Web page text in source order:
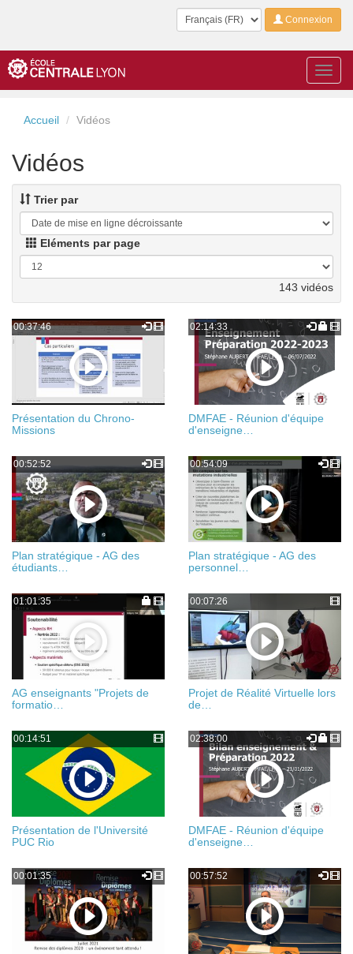
LangueConnexion
Accueil Vidéos
Vidéos
Trier par
Eléments par page
143 vidéos
00:37:46
Présentation du Chrono-
Missions
02:14:33
DMFAE - Réunion d'équipe
d'enseigne…
00:52:52
Plan stratégique - AG des
étudiants…
00:54:09
Plan stratégique - AG des
personnel…
01:01:35
AG enseignants "Projets de
formatio…
00:07:26
Projet de Réalité Virtuelle lors
de…
00:14:51
Présentation de l'Université
PUC Rio
02:38:00
DMFAE - Réunion d'équipe
d'enseigne…
00:01:35 00:57:52